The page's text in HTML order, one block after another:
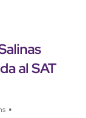
al SAT